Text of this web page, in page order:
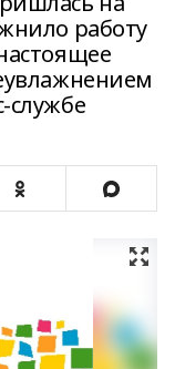
работу
службе